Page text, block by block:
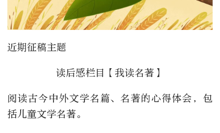
近期征稿主题
读后感栏目【我读名著】
阅读古今中外文学名篇、名著的心得体会，包
括儿童文学名著。